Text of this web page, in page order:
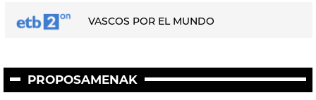
VASCOS POR EL MUNDO
PROPOSAMENAK